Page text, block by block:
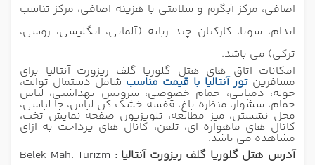
اضافی، مرکز آبگرم و سلامتی با هزینه اضافی، مرکز تناسب
اندام، سونا، کارکنان چند زبانه (آلمانی، انگلیسی، روسی،
ترکی) می باشد.
امکانات اتاق های هتل گلوریا گلف ریزورت آنتالیا برای
مسافرین تور آنتالیا با قیمت مناسب شاملدستمال توالت،
حوله، دمپایی، حمام خصوصی، سرویس بهداشتی، لباس
حمام، سشوار، منظره باغ، قفسه خشک کن لباس، جا لباسی،
محل نشستن، میز مطالعه، تلویزیون صفحه نمایش تخت،
کانال های ماهواره ای، تلفن، کانال های پرداخت به ازای
مشاهده می باشد.
آدرس هتل گلوریا گلف ریزورت آنتالیا : Belek Mah. Turizm